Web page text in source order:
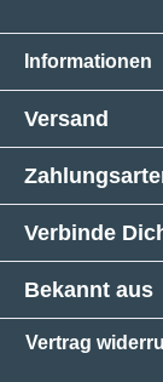
Informationen
Versand
Verbinde
Bekannt aus
Vertrag